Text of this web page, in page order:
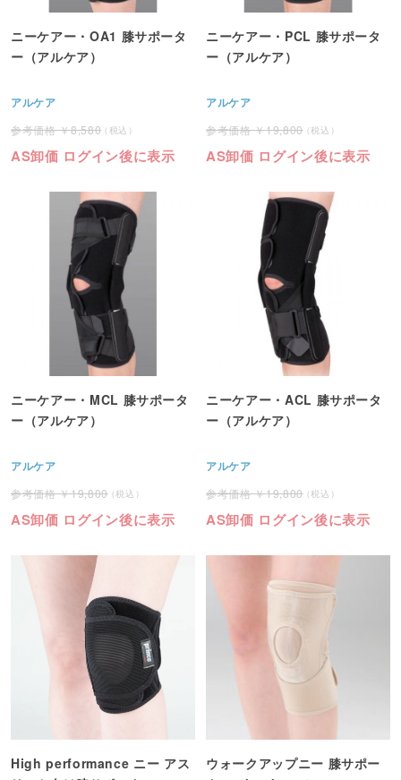
ニーケアー・OA1 膝サポータ
ー（アルケア）
アルケア
8,580
AS卸価 ログイン後に表示
ニーケアー・PCL 膝サポータ
ー（アルケア）
アルケア
19,800
AS卸価 ログイン後に表示
ニーケアー・MCL 膝サポータ
ー（アルケア）
アルケア
19,800
AS卸価 ログイン後に表示
ニーケアー・ACL 膝サポータ
ー（アルケア）
アルケア
19,800
AS卸価 ログイン後に表示
High performance ニー アス
ウォークアップニー 膝サポー